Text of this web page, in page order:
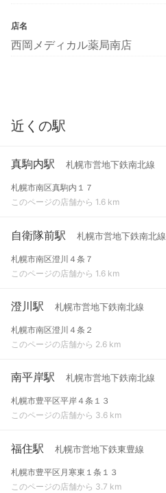
店名
西岡メディカル薬局南店
近くの駅
真駒内駅 札幌市営地下鉄南北線
札幌市南区真駒内１７
このページの店舗から 1.6 km
自衛隊前駅 札幌市営地下鉄南北線
札幌市南区澄川４条７
このページの店舗から 1.6 km
澄川駅 札幌市営地下鉄南北線
札幌市南区澄川４条２
このページの店舗から 2.6 km
南平岸駅 札幌市営地下鉄南北線
札幌市豊平区平岸４条１３
このページの店舗から 3.6 km
福住駅 札幌市営地下鉄東豊線
札幌市豊平区月寒東１条１３
このページの店舗から 3.7 km